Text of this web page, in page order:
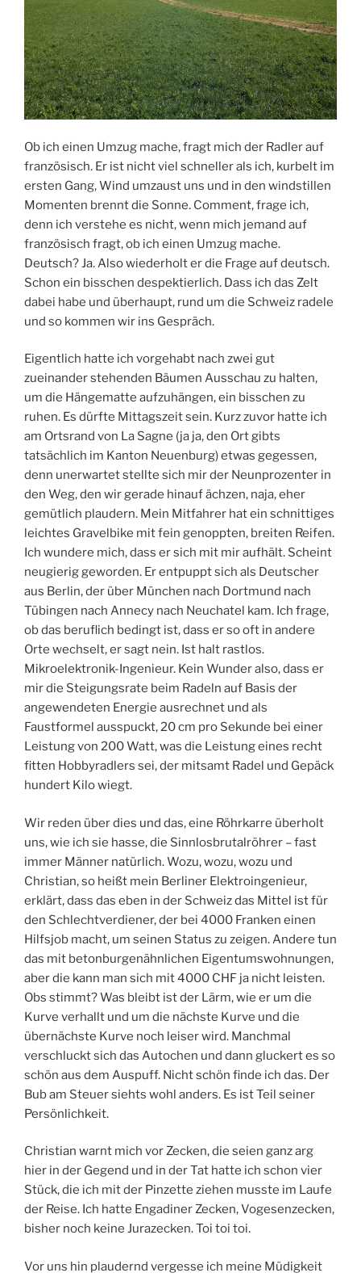
Ob ich einen Umzug mache, fragt mich der Radler auf
französisch. Er ist nicht viel schneller als ich, kurbelt im
ersten Gang, Wind umzaust uns und in den windstillen
Momenten brennt die Sonne. Comment, frage ich,
denn ich verstehe es nicht, wenn mich jemand auf
französisch fragt, ob ich einen Umzug mache.
Deutsch? Ja. Also wiederholt er die Frage auf deutsch.
Schon ein bisschen despektierlich. Dass ich das Zelt
dabei habe und überhaupt, rund um die Schweiz radele
und so kommen wir ins Gespräch.
Eigentlich hatte ich vorgehabt nach zwei gut
zueinander stehenden Bäumen Ausschau zu halten,
um die Hängematte aufzuhängen, ein bisschen zu
ruhen. Es dürfte Mittagszeit sein. Kurz zuvor hatte ich
am Ortsrand von La Sagne (ja ja, den Ort gibts
tatsächlich im Kanton Neuenburg) etwas gegessen,
denn unerwartet stellte sich mir der Neunprozenter in
den Weg, den wir gerade hinauf ächzen, naja, eher
gemütlich plaudern. Mein Mitfahrer hat ein schnittiges
leichtes Gravelbike mit fein genoppten, breiten Reifen.
Ich wundere mich, dass er sich mit mir aufhält. Scheint
neugierig geworden. Er entpuppt sich als Deutscher
aus Berlin, der über München nach Dortmund nach
Tübingen nach Annecy nach Neuchatel kam. Ich frage,
ob das beruflich bedingt ist, dass er so oft in andere
Orte wechselt, er sagt nein. Ist halt rastlos.
Mikroelektronik-Ingenieur. Kein Wunder also, dass er
mir die Steigungsrate beim Radeln auf Basis der
angewendeten Energie ausrechnet und als
Faustformel ausspuckt, 20 cm pro Sekunde bei einer
Leistung von 200 Watt, was die Leistung eines recht
fitten Hobbyradlers sei, der mitsamt Radel und Gepäck
hundert Kilo wiegt.
Wir reden über dies und das, eine Röhrkarre überholt
uns, wie ich sie hasse, die Sinnlosbrutalröhrer – fast
immer Männer natürlich. Wozu, wozu, wozu und
Christian, so heißt mein Berliner Elektroingenieur,
erklärt, dass das eben in der Schweiz das Mittel ist für
den Schlechtverdiener, der bei 4000 Franken einen
Hilfsjob macht, um seinen Status zu zeigen. Andere tun
das mit betonburgenähnlichen Eigentumswohnungen,
aber die kann man sich mit 4000 CHF ja nicht leisten.
Obs stimmt? Was bleibt ist der Lärm, wie er um die
Kurve verhallt und um die nächste Kurve und die
übernächste Kurve noch leiser wird. Manchmal
verschluckt sich das Autochen und dann gluckert es so
schön aus dem Auspuff. Nicht schön finde ich das. Der
Bub am Steuer siehts wohl anders. Es ist Teil seiner
Persönlichkeit.
Christian warnt mich vor Zecken, die seien ganz arg
hier in der Gegend und in der Tat hatte ich schon vier
Stück, die ich mit der Pinzette ziehen musste im Laufe
der Reise. Ich hatte Engadiner Zecken, Vogesenzecken,
bisher noch keine Jurazecken. Toi toi toi.
Vor uns hin plaudernd vergesse ich meine Müdigkeit